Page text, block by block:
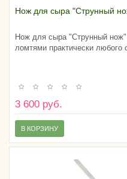
Нож для сыра "Струнный
Нож для сыра "Струнный
ломтями практически любого
3 600 руб.
В КОРЗИНУ